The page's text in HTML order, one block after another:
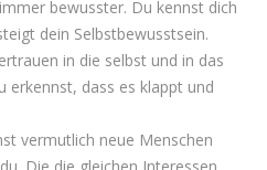
bewusster. Du kennst dich
dein Selbstbewusstsein.
in die selbst und in das
erkennst, dass es klappt und
vermutlich neue Menschen